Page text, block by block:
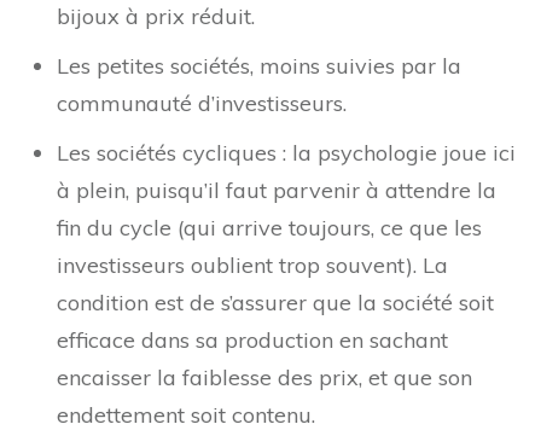
bijoux à prix réduit.
Les petites sociétés, moins suivies par la
communauté d’investisseurs.
Les sociétés cycliques : la psychologie joue ici
à plein, puisqu’il faut parvenir à attendre la
fin du cycle (qui arrive toujours, ce que les
investisseurs oublient trop souvent). La
condition est de s’assurer que la société soit
efficace dans sa production en sachant
encaisser la faiblesse des prix, et que son
endettement soit contenu.